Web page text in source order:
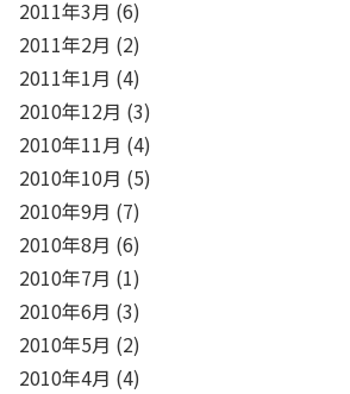
2011年3月 (6)
2011年2月 (2)
2011年1月 (4)
2010年12月 (3)
2010年11月 (4)
2010年10月 (5)
2010年9月 (7)
2010年8月 (6)
2010年7月 (1)
2010年6月 (3)
2010年5月 (2)
2010年4月 (4)